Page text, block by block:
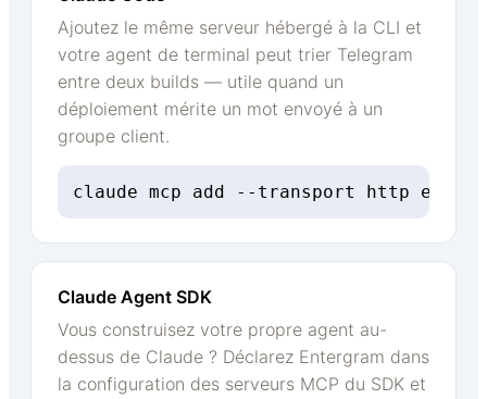
Ajoutez le même serveur hébergé à la CLI et
votre agent de terminal peut trier Telegram
entre deux builds — utile quand un
déploiement mérite un mot envoyé à un
groupe client.
claude mcp add --transport http
Claude Agent SDK
Vous construisez votre propre agent au-
dessus de Claude ? Déclarez Entergram dans
la configuration des serveurs MCP du SDK et